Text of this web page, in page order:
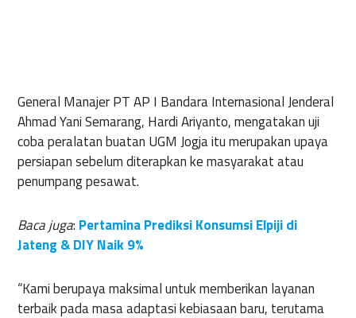
General Manajer PT AP I Bandara Internasional Jenderal
Ahmad Yani Semarang, Hardi Ariyanto, mengatakan uji
coba peralatan buatan UGM Jogja itu merupakan upaya
persiapan sebelum diterapkan ke masyarakat atau
penumpang pesawat.
Baca juga: Pertamina Prediksi Konsumsi Elpiji di
Jateng & DIY Naik 9%
“Kami berupaya maksimal untuk memberikan layanan
terbaik pada masa adaptasi kebiasaan baru, terutama